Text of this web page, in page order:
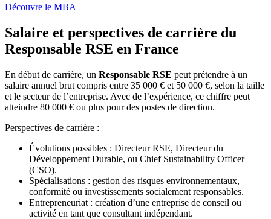
Découvre le MBA
Salaire et perspectives de carrière du
Responsable RSE en France
En début de carrière, un Responsable RSE peut prétendre à un
salaire annuel brut compris entre 35 000 € et 50 000 €, selon la taille
et le secteur de l’entreprise. Avec de l’expérience, ce chiffre peut
atteindre 80 000 € ou plus pour des postes de direction.
Perspectives de carrière :
Évolutions possibles : Directeur RSE, Directeur du
Développement Durable, ou Chief Sustainability Officer
(CSO).
Spécialisations : gestion des risques environnementaux,
conformité ou investissements socialement responsables.
Entrepreneuriat : création d’une entreprise de conseil ou
activité en tant que consultant indépendant.